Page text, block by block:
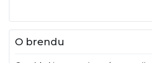
O brendu